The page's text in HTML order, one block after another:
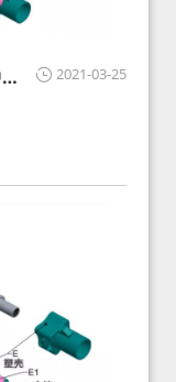
2021-03-25